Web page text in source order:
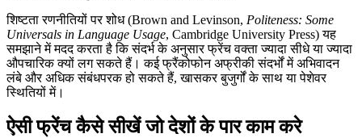
शिष्टता रणनीतियों पर शोध (Brown and Levinson, Politeness: Some
Universals in Language Usage, Cambridge University Press) यह
समझाने में मदद करता है कि संदर्भ के अनुसार फ्रेंच वक्ता ज्यादा सीधे या ज्यादा
औपचारिक क्यों लग सकते हैं। कई फ्रैंकोफोन अफ्रीकी संदर्भों में अभिवादन
लंबे और अधिक संबंधपरक हो सकते हैं, खासकर बुजुर्गों के साथ या पेशेवर
स्थितियों में।
ऐसी फ्रेंच कैसे सीखें जो देशों के पार काम करे